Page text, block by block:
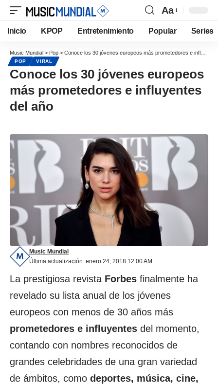
Aa
Inicio KPOP Entretenimiento Popular Series
Music Mundial > Pop > Conoce los 30 jóvenes europeos más prometedores e influyentes del año
POP VIRAL
Conoce los 30 jóvenes europeos
más prometedores e influyentes
del año
Última actualización: enero 24, 2018 12:00 AM
Music Mundial
La prestigiosa revista Forbes finalmente ha
revelado su lista anual de los jóvenes
europeos con menos de 30 años más
prometedores e influyentes del momento,
contando con nombres reconocidos de
grandes celebridades de una gran variedad
de ámbitos, como deportes, música, cine,